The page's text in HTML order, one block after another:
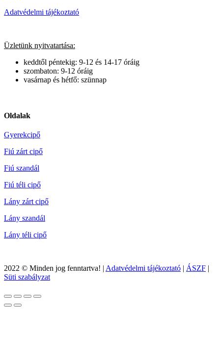
Adatvédelmi tájékoztató
Üzletünk nyitvatartása:
keddtől péntekig: 9-12 és 14-17 óráig
szombaton: 9-12 óráig
vasárnap és hétfő: szünnap
Oldalak
Gyerekcipő
Fiú zárt cipő
Fiú szandál
Fiú téli cipő
Lány zárt cipő
Lány szandál
Lány téli cipő
2022 © Minden jog fenntartva! | Adatvédelmi tájékoztató | ÁSZF |
Süti szabályzat